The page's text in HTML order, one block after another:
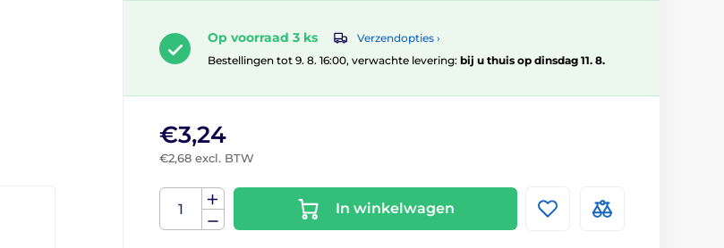
Op voorraad 3 ks
Verzendopties ›
Bestellingen tot 9. 8. 16:00, verwachte levering: bij u thuis op dinsdag 11. 8.
€3,24
€2,68 excl. BTW
In winkelwagen